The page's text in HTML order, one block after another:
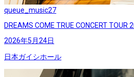
queue_music27
DREAMS COME TRUE CONCERT TOUR
2026年5月24日
日本ガイシホール